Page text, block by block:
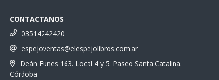
CONTACTANOS
03514242420
espejoventas@elespejolibros.com.ar
Deán Funes 163. Local 4 y 5. Paseo Santa Catalina.
Córdoba